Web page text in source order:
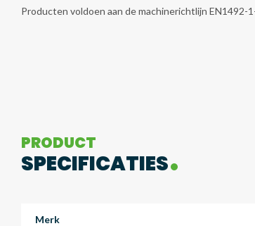
Producten voldoen aan de machinerichtlijn EN1492-
PRODUCT
SPECIFICATIES
Merk